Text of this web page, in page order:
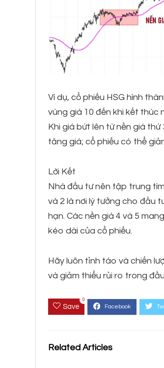
Ví dụ, cổ phiếu HSG hình
vùng giá 10 đến khi kết thúc
Khi giá bứt lên từ nền giá
tăng giá; cổ phiếu có thể
Lời Kết
Nhà đầu tư nên tập trung
và 2 là nơi lý tưởng cho đầu
hạn. Các nền giá 4 và 5
kéo dài của cổ phiếu.
Hãy luôn tỉnh táo và chiến
và giảm thiểu rủi ro trong
Save
0
Related Articles